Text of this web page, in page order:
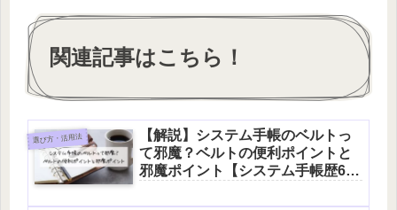
関連記事はこちら！
選び方・活用法
【解説】システム手帳のベルトっ
て邪魔？ベルトの便利ポイントと
邪魔ポイント【システム手帳歴6